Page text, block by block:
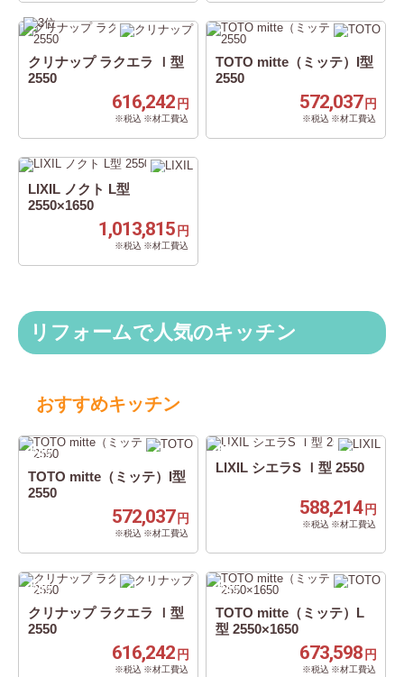
クリナップ ラクエラ Ｉ型
2550
616,242 円
※税込 ※材工費込
TOTO mitte（ミッテ）I型
2550
572,037 円
※税込 ※材工費込
LIXIL ノクト L型
2550×1650
1,013,815 円
※税込 ※材工費込
リフォームで人気のキッチン
おすすめキッチン
TOTO mitte（ミッテ）I型
2550
62%
OFF
572,037 円
※税込 ※材工費込
LIXIL シエラS Ｉ型 2550
62
588,214 円
※税込 ※材工費込
クリナップ ラクエラ Ｉ型
2550
62%
OFF
616,242 円
※税込 ※材工費込
TOTO mitte（ミッテ）L
型 2550×1650
62%
OFF
673,598 円
※税込 ※材工費込